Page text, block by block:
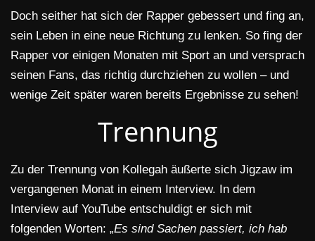
Doch seither hat sich der Rapper gebessert und fing an,
sein Leben in eine neue Richtung zu lenken. So fing der
Rapper vor einigen Monaten mit Sport an und versprach
seinen Fans, das richtig durchziehen zu wollen – und
wenige Zeit später waren bereits Ergebnisse zu sehen!
Trennung
Zu der Trennung von Kollegah äußerte sich Jigzaw im
vergangenen Monat in einem Interview. In dem
Interview auf YouTube entschuldigt er sich mit
folgenden Worten: „Es sind Sachen passiert, ich hab